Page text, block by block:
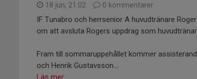
18 jun, 21:02
0 kommentarer
IF Tunabro och herrsenior A huvudtränare
om att avsluta Rogers uppdrag som
Fram till sommaruppehållet kommer
och Henrik Gustavsson...
Läs mer